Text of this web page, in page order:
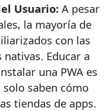
Usuario: A pesar
la mayoría de
con las
Educar a
una PWA es
saben cómo
tiendas de apps.